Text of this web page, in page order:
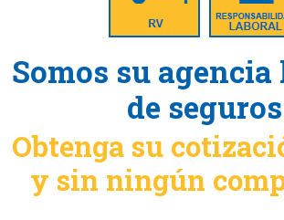
Somos su
de seguros
Obtenga su
y sin ningún